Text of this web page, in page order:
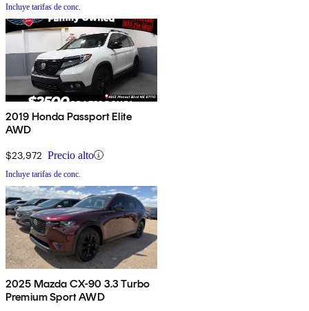
Incluye tarifas de conc.
2019 Honda Passport Elite
AWD
$23,972 Precio alto
Incluye tarifas de conc.
2025 Mazda CX-90 3.3 Turbo
Premium Sport AWD